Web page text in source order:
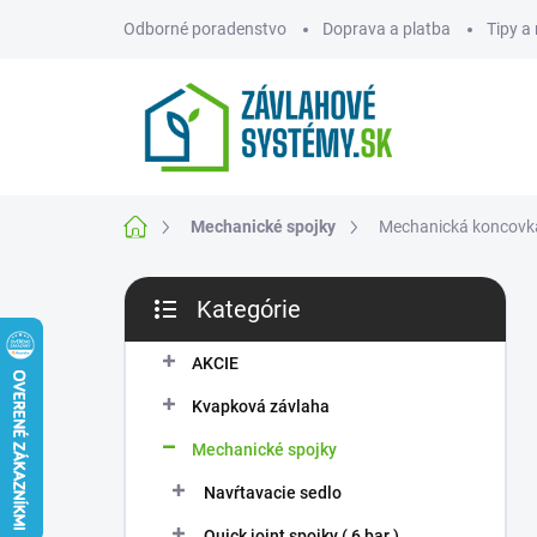
Odborné poradenstvo Doprava a platba Tipy a
DomovMechanické spojky Mechanická
B
č
kategórie
Kategórie
AKCIE
Kvapková závlaha
Mechanické spojky
Navŕtavacie sedlo